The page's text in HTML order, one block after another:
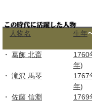
人物名 生年
・ 葛飾 北斎 1760
年)
・ 滝沢 馬琴 1767
年)
・ 佐藤 信淵 1769